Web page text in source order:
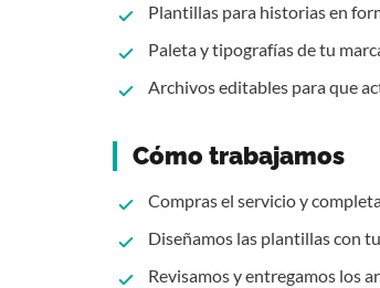
Plantillas para historias en
Paleta y tipografías de tu
Archivos editables para que
Cómo trabajamos
Compras el servicio y
Diseñamos las plantillas con
Revisamos y entregamos los